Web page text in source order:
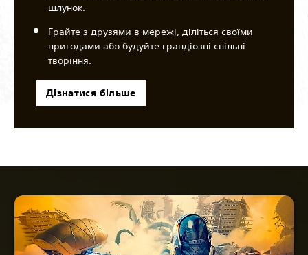
шлунок.
Грайте з друзями в мережі, діліться своїми
пригодами або будуйте грандіозні спільні
творіння.
Дізнатися більше